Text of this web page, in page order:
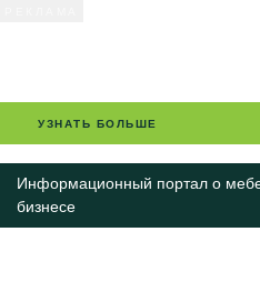
УЗНАТЬ БОЛЬШЕ
Информационный портал о
бизнесе